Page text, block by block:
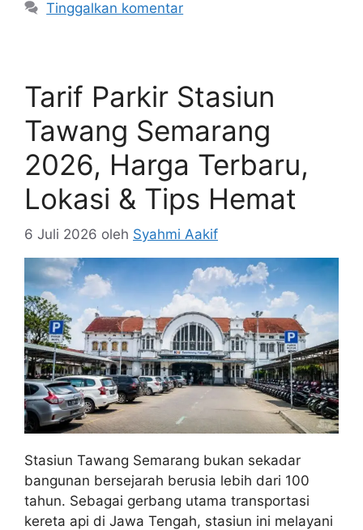
Tinggalkan komentar
Tarif Parkir Stasiun
Tawang Semarang
2026, Harga Terbaru,
Lokasi & Tips Hemat
6 Juli 2026 oleh Syahmi Aakif
Stasiun Tawang Semarang bukan sekadar
bangunan bersejarah berusia lebih dari 100
tahun. Sebagai gerbang utama transportasi
kereta api di Jawa Tengah, stasiun ini melayani